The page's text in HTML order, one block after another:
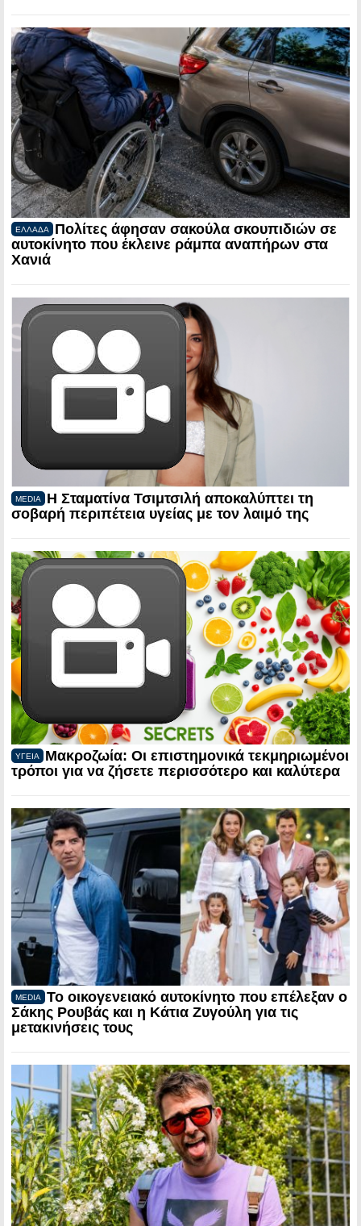
ΕΛΛΑΔΑ
Πολίτες άφησαν σακούλα σκουπιδιών σε
αυτοκίνητο που έκλεινε ράμπα αναπήρων στα
Χανιά
MEDIA
Η Σταματίνα Τσιμτσιλή αποκαλύπτει τη
σοβαρή περιπέτεια υγείας με τον λαιμό της
ΥΓΕΙΑ
Μακροζωία: Οι επιστημονικά τεκμηριωμένοι
τρόποι για να ζήσετε περισσότερο και καλύτερα
MEDIA
Το οικογενειακό αυτοκίνητο που επέλεξαν ο
Σάκης Ρουβάς και η Κάτια Ζυγούλη για τις
μετακινήσεις τους